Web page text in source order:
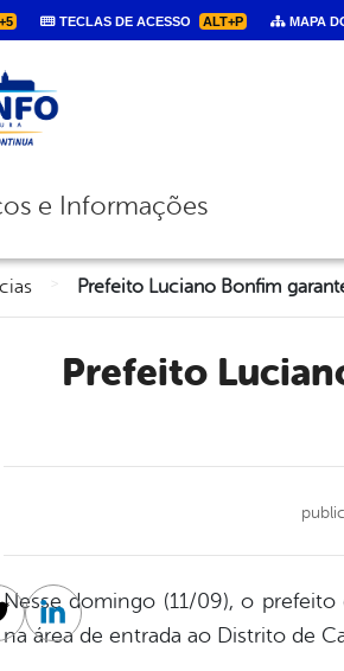
TECLAS DE ACESSO ALT+P MAPA
principal de navegação
e Informações
Prefeito Luciano Bonfim garante conclusão de praça no
Nesse domingo (11/09), o
na área de entrada ao Distrito de
Linkedin